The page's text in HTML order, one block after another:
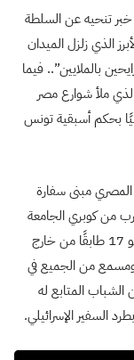
تنحيه عن السلطة
الذي زلزل الميدان
بالملايين”.. فيما
ملأ شوارع مصر
بحكم أسبقية تونس
مبنى سفارة
من كوبري الجامعة
بوسط الجيزة، ونزع العلم الإسرائيلي بعدما تسلق نحو 17 طابقًا من خارج
ومسمع من الجميع في
المتابع له
السفير الإسرائيلي.